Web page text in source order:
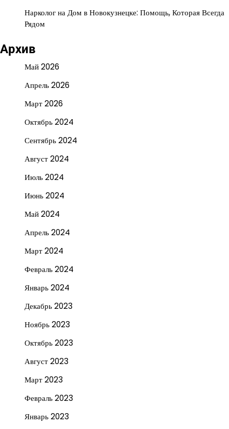
Нарколог на Дом в Новокузнецке: Помощь, Которая Всегда
Рядом
Архив
Май 2026
Апрель 2026
Март 2026
Октябрь 2024
Сентябрь 2024
Август 2024
Июль 2024
Июнь 2024
Май 2024
Апрель 2024
Март 2024
Февраль 2024
Январь 2024
Декабрь 2023
Ноябрь 2023
Октябрь 2023
Август 2023
Март 2023
Февраль 2023
Январь 2023